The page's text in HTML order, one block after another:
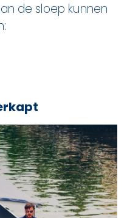
de sloep kunnen